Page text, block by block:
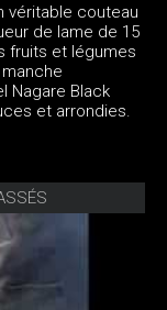
véritable couteau
de lame de 15
fruits et légumes
Nagare Black
et arrondies.